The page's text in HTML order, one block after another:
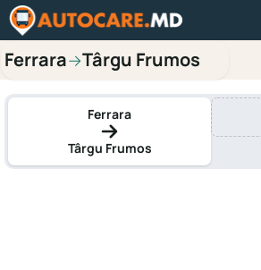
Ferrara→Târgu Frumos
Ferrara
Târgu Frumos